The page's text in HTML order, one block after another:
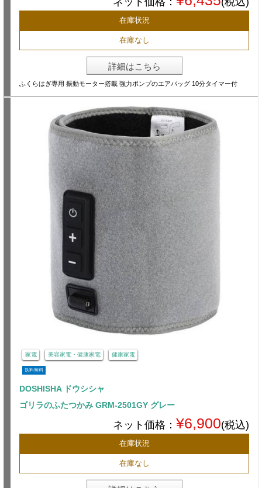
在庫状況
在庫なし
詳細はこちら
ふくらはぎ専用 振動モーター搭載 強力ポンプのエアバッグ 10分タイマー付
家電 美容家電・健康家電 健康家電
送料無料
DOSHISHA ドウシシャ
ゴリラのふたつかみ GRM-2501GY グレー
ネット価格： ¥6,900(税込)
在庫状況
在庫なし